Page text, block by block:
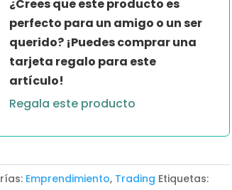
¿Crees que este producto es
perfecto para un amigo o un ser
querido? ¡Puedes comprar una
tarjeta regalo para este
artículo!
Regala este producto
Emprendimiento, Trading Etiquetas: